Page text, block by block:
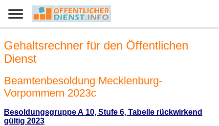
Gehaltsrechner für den Öffentlichen
Dienst
Beamtenbesoldung Mecklenburg-
Vorpommern 2023c
Besoldungsgruppe A 10, Stufe 6, Tabelle rückwirkend
gültig 2023